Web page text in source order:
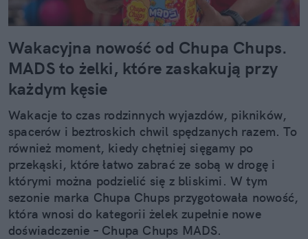
Wakacyjna nowość od Chupa Chups.
MADS to żelki, które zaskakują przy
każdym kęsie
Wakacje to czas rodzinnych wyjazdów, pikników,
spacerów i beztroskich chwil spędzanych razem. To
również moment, kiedy chętniej sięgamy po
przekąski, które łatwo zabrać ze sobą w drogę i
którymi można podzielić się z bliskimi. W tym
sezonie marka Chupa Chups przygotowała nowość,
która wnosi do kategorii żelek zupełnie nowe
doświadczenie – Chupa Chups MADS.